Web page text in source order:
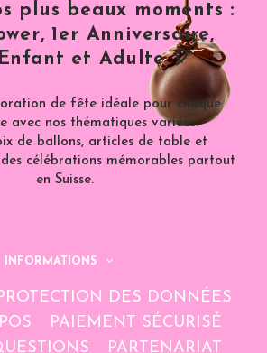
plus beaux moments :
1er Anniversaire,
Enfant et Adulte 🎈
de fête idéale pour chaque
avec nos thématiques variées.
de ballons, articles de table et
des célébrations mémorables partout
en Suisse.
INFORMATIONS
DES DONNÉES
PAIEMENT SÉCURISÉ
PARTENARIAT